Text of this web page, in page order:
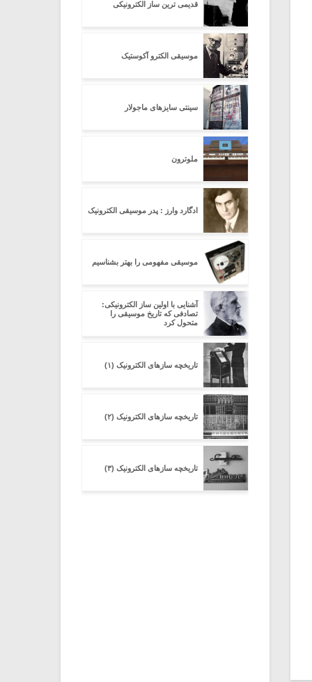
قدیمی ترین ساز الکترونیکی
موسیقی الکترو آکوستیک
سینتی سایزهای ماجولار
ملوترون
ادگارد وارز : پدر موسیقی الکترونیک
موسیقی مفهومی را بهتر بشناسیم
آشنایی با اولین ساز الکترونیکی:
تصادفی که تاریخ موسیقی را
متحول کرد
تاریخچه سازهای الکترونیک (۱)
تاریخچه سازهای الکترونیک (۲)
تاریخچه سازهای الکترونیک (۳)